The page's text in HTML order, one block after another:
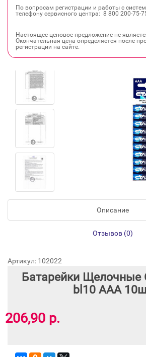
По вопросам регистрации и работы с
телефону сервисного центра: 8 800
Настоящее ценовое предложение не
Окончательная цена определяется после
регистрации на сайте.
Описание
Отзывов (0)
Артикул: 102022
Батарейки Щелочные
bl10 ААА
206,90 р.